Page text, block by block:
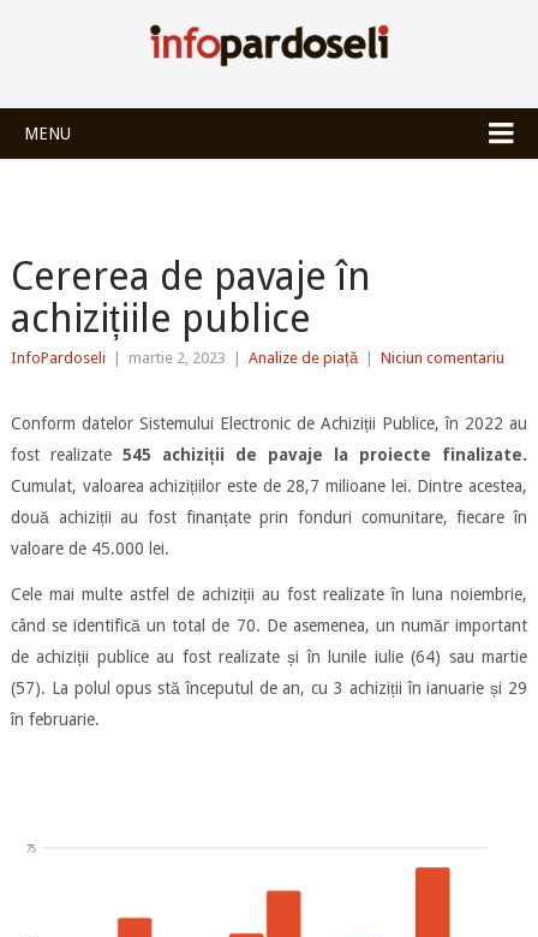
MENU
Cererea de pavaje în
achizițiile publice
InfoPardoseli martie 2, 2023 Analize de piață Niciun comentariu
Conform datelor Sistemului Electronic de Achiziții Publice, în 2022 au
fost realizate 545 achiziții de pavaje la proiecte finalizate.
Cumulat, valoarea achizițiilor este de 28,7 milioane lei. Dintre acestea,
două achiziții au fost finanțate prin fonduri comunitare, fiecare în
valoare de 45.000 lei.
Cele mai multe astfel de achiziții au fost realizate în luna noiembrie,
când se identifică un total de 70. De asemenea, un număr important
de achiziții publice au fost realizate și în lunile iulie (64) sau martie
(57). La polul opus stă începutul de an, cu 3 achiziții în ianuarie și 29
în februarie.